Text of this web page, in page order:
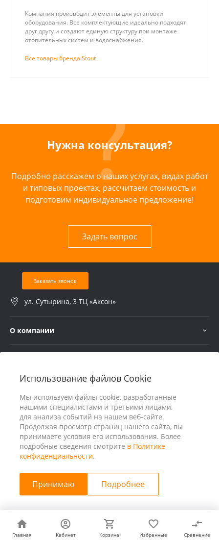
Использование файлов Cookie
Мы используем файлы cookie, разработанные
нашими специалистами и третьими лицами,
для анализа событий на нашем веб-сайте.
Продолжая просмотр страниц нашего сайта, вы
принимаете условия его использования. Более
подробные сведения смотрите в Политике
конфиденциальности.
Принимаю Подробнее
Главная Кабинет Корзина Избранные Сравнение
Главная Кабинет Корзина Избранные Сравнение
Компания производит элементы для установки
оборудования. Все комплектующие идеально подходят
друг другу и создают единую структуру при монтаже
отопительных систем и водоснабжения.
Все товары бренда Stout
Нужна консультация?
Подробно расскажем о наших услугах, видах работ
и типовых проектах, рассчитаем стоимость и
подготовим индивидуальное предложение!
Задать вопрос
Заказать звонок
ул. Сутырина, 3 ТЦ «Аксон»
О компании
© 2026 ООО «25 Киловатт» ИНН 4401188290, Все права
защищены